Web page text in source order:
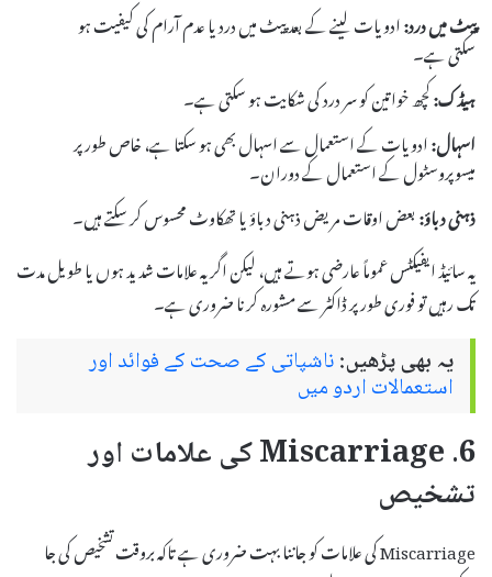
پیٹ میں درد:ادویات لینے کے بعد پیٹ میں درد یا عدم آرام کی کیفیت ہو
سکتی ہے۔
ہیڈک:کچھ خواتین کو سر درد کی شکایت ہو سکتی ہے۔
اسہال:ادویات کے استعمال سے اسہال بھی ہو سکتا ہے، خاص طور پر
میسوپروسٹول کے استعمال کے دوران۔
ذہنی دباؤ:بعض اوقات مریض ذہنی دباؤ یا تھکاوٹ محسوس کر سکتے ہیں۔
یہ سائیڈ ایفیکٹس عموماً عارضی ہوتے ہیں، لیکن اگر یہ علامات شدید ہوں یا طویل مدت
تک رہیں تو فوری طور پر ڈاکٹر سے مشورہ کرنا ضروری ہے۔
یہ بھی پڑھیں:ناشپاتی کے صحت کے فوائد اور
استعمالات اردو میں
6. Miscarriage کی علامات اور
تشخیص
Miscarriage کی علامات کو جاننا بہت ضروری ہے تاکہ بروقت تشخیص کی جا